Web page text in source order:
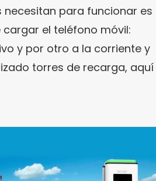
necesitan para funcionar es
el teléfono móvil:
y por otro a la corriente y
torres de recarga, aquí